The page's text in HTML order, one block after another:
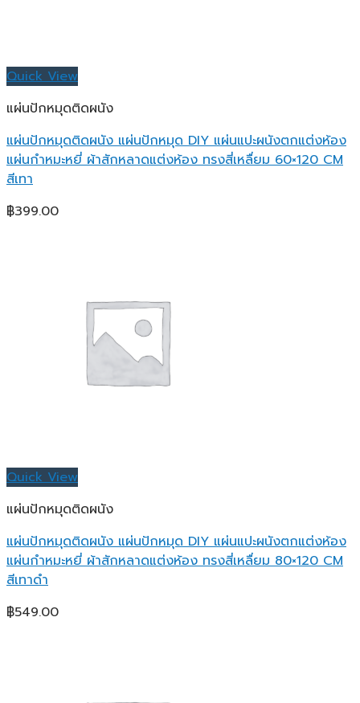
Quick View
แผ่นปักหมุดติดผนัง
แผ่นปักหมุดติดผนัง แผ่นปักหมุด DIY แผ่นแปะผนังตกแต่งห้อง
แผ่นกำหมะหยี่ ผ้าสักหลาดแต่งห้อง ทรงสี่เหลื่ยม 60×120 CM
สีเทา
฿399.00
Quick View
แผ่นปักหมุดติดผนัง
แผ่นปักหมุดติดผนัง แผ่นปักหมุด DIY แผ่นแปะผนังตกแต่งห้อง
แผ่นกำหมะหยี่ ผ้าสักหลาดแต่งห้อง ทรงสี่เหลื่ยม 80×120 CM
สีเทาดำ
฿549.00